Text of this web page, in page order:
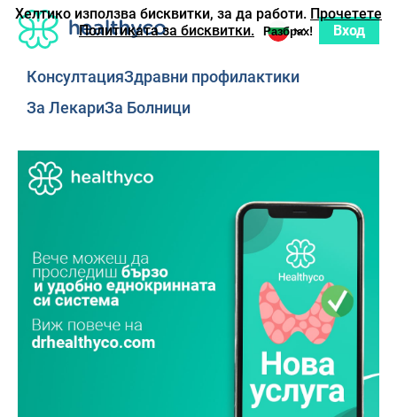
Хелтико използва бисквитки, за да работи. Прочетете
Политиката за бисквитки.
Разбрах!
КонсултацияЗдравни профилактики
За ЛекариЗа Болници
Вход